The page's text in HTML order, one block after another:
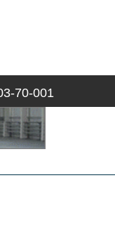
70-001